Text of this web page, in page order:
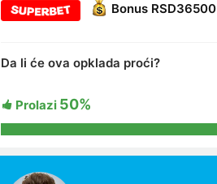
Bonus RSD36500
Da li će ova opklada proći?
Prolazi 50%